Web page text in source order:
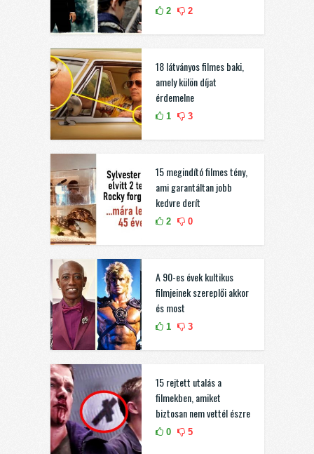
2 2
18 látványos filmes baki,
amely külön díjat
érdemelne
1 3
15 megindító filmes tény,
ami garantáltan jobb
kedvre derít
2 0
A 90-es évek kultikus
filmjeinek szereplői akkor
és most
1 3
15 rejtett utalás a
filmekben, amiket
biztosan nem vettél észre
0 5